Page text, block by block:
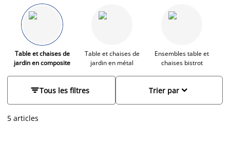
seulement ils transformeront votre espace extérieur en un
véritable havre de paix, aussi beau qu'agréable, mais ils vous
plongeront dans une ambiance de détente.
Table et chaises de
jardin en composite
Table et chaises de
jardin en métal
Ensembles table et
chaises bistrot
Tous les filtres 
Trier par
5 articles